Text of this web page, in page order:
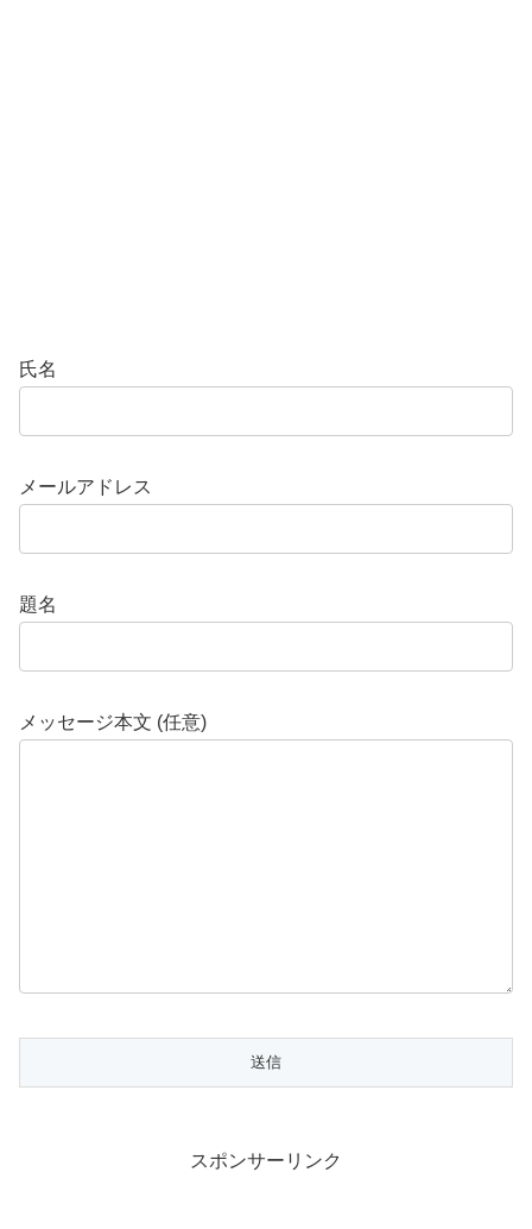
氏名
メールアドレス
題名
メッセージ本文 (任意)
スポンサーリンク